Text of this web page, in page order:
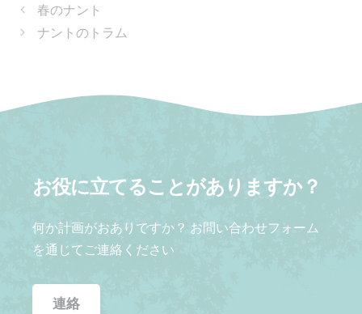
春のナント
ナントのトラム
お役に立てることがありますか？
何か計画がおありですか？ お問い合わせフォーム
を通じてご連絡ください
連絡